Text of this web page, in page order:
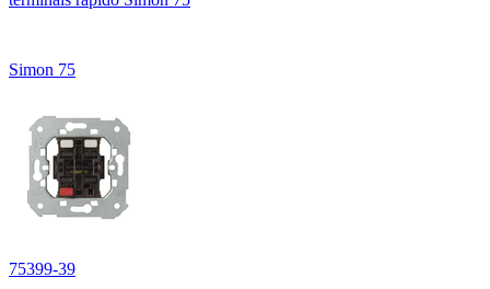
Simon 75
75399-39